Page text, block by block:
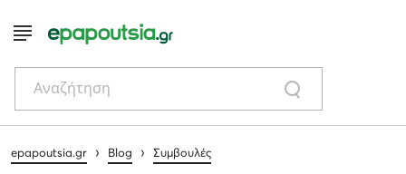
Αναζήτηση
epapoutsia.gr › Blog › Συμβουλές